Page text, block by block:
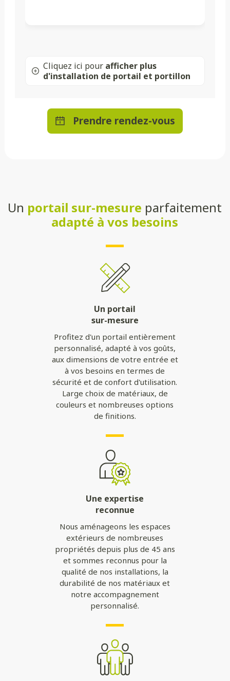
Cliquez ici pour afficher plus
d'installation de portail et portillon
Prendre rendez-vous
Un portail sur-mesure parfaitement
adapté à vos besoins
Un portail
sur-mesure
Profitez d'un portail entièrement
personnalisé, adapté à vos goûts,
aux dimensions de votre entrée et
à vos besoins en termes de
sécurité et de confort d'utilisation.
Large choix de matériaux, de
couleurs et nombreuses options
de finitions.
Une expertise
reconnue
Nous aménageons les espaces
extérieurs de nombreuses
propriétés depuis plus de 45 ans
et sommes reconnus pour la
qualité de nos installations, la
durabilité de nos matériaux et
notre accompagnement
personnalisé.